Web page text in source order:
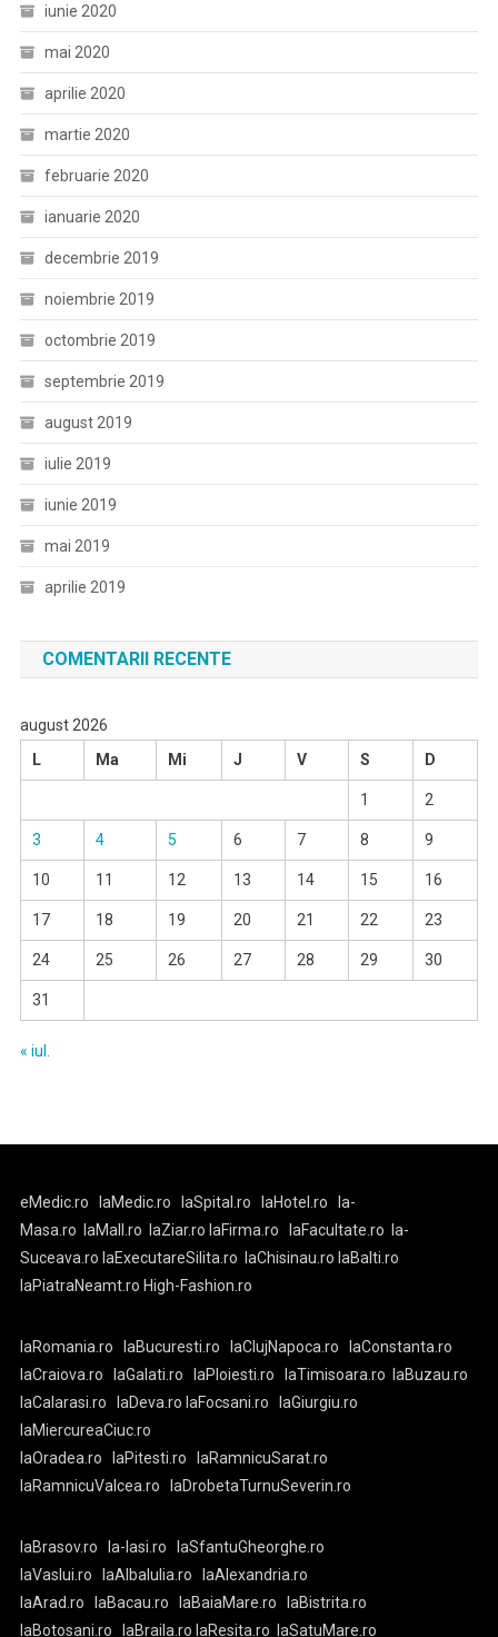
iunie 2020
mai 2020
aprilie 2020
martie 2020
februarie 2020
ianuarie 2020
decembrie 2019
noiembrie 2019
octombrie 2019
septembrie 2019
august 2019
iulie 2019
iunie 2019
mai 2019
aprilie 2019
COMENTARII RECENTE
august 2026
L
Ma Mi J V S D
1 2
3 4 5 6 7 8 9
10 11 12 13 14 15 16
17 18 19 20 21 22 23
24 25 26 27 28 29 30
31
« iul.
eMedic.ro laMedic.ro laSpital.ro laHotel.ro
la-
Masa.ro laMall.ro laZiar.rolaFirma.ro laFacultate.ro la-
Suceava.ro laExecutareSilita.ro laChisinau.ro laBalti.ro
laPiatraNeamt.ro High-Fashion.ro
laRomania.ro laBucuresti.ro laClujNapoca.ro
laConstanta.ro
laCraiova.ro
laGalati.ro laPloiesti.ro laTimisoara.ro laBuzau.ro
laCalarasi.ro
laDeva.ro laFocsani.ro
laGiurgiu.ro
laMiercureaCiuc.ro
laOradea.ro
laPitesti.ro
laRamnicuSarat.ro
laRamnicuValcea.ro
laDrobetaTurnuSeverin.ro
laBrasov.ro la-Iasi.ro
laSfantuGheorghe.ro
laVaslui.rolaAlbaIulia.ro
laAlexandria.ro
laArad.ro
laBacau.ro laBaiaMare.ro
laBistrita.ro
laBotosani.ro
laBraila.ro laResita.ro laSatuMare.ro